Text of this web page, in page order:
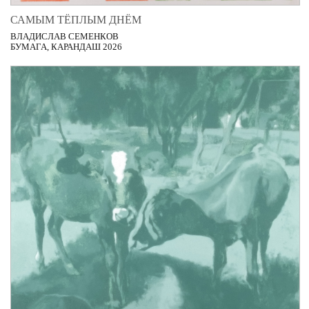
САМЫМ ТЁПЛЫМ ДНЁМ
ВЛАДИСЛАВ СЕМЕНКОВ
БУМАГА, КАРАНДАШ 2026